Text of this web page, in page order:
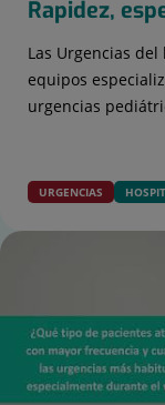
Rapidez,
Las Urgencias
equipos
urgencias
URGENCIAS